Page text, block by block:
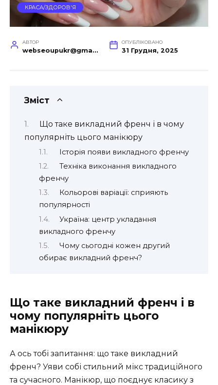
КРАСА/ЗДОРОВ'Я
АВТОР
webseoupukr@gmail.com
ОПУБЛІКОВАНО
31 Грудня, 2025
Зміст
Що таке викладний френч і в чому
популярніть цього манікюру
Історія появи викладного френчу
Техніка виконання викладного
френчу
Кольорові варіації: сприяють
популярності
Україна: центр укладання
викладного френчу
Чому сьогодні кожен другий
обирає викладний френч?
Що таке викладний френч і в
чому популярніть цього
манікюру
А ось тобі запитання: що таке викладний
френч? Уяви собі стильний мікс традиційного
та сучасного. Манікюр, що поєднує класику з